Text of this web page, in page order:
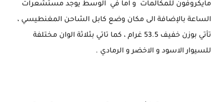
مايكروفون للمكالمات و اما في الوسط يوجد مستشعرات
الساعة بالإضافة الى مكان وضع كابل الشاحن المغنطيسي ،
تأتي بوزن خفيف 53.5 غرام ، كما تاتي بثلاثة الوان مختلفة
للسيوار الاسود و الاخضر و الرمادي .